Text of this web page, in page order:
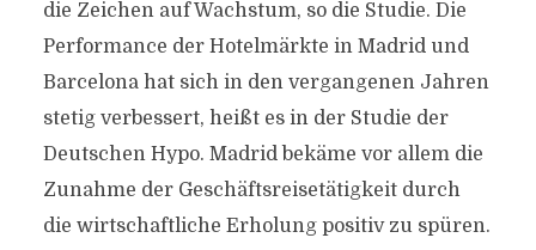
die Zeichen auf Wachstum, so die Studie. Die
Performance der Hotelmärkte in Madrid und
Barcelona hat sich in den vergangenen Jahren
stetig verbessert, heißt es in der Studie der
Deutschen Hypo. Madrid bekäme vor allem die
Zunahme der Geschäftsreisetätigkeit durch
die wirtschaftliche Erholung positiv zu spüren.